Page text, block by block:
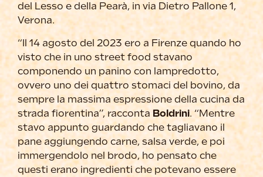
del Lesso e della Pearà, in via Dietro Pallone 1,
Verona.
“Il 14 agosto del 2023 ero a Firenze quando ho
visto che in uno street food stavano
componendo un panino con lampredotto,
ovvero uno dei quattro stomaci del bovino, da
sempre la massima espressione della cucina da
strada fiorentina”, racconta Boldrini. “Mentre
stavo appunto guardando che tagliavano il
pane aggiungendo carne, salsa verde, e poi
immergendolo nel brodo, ho pensato che
questi erano ingredienti che potevano essere